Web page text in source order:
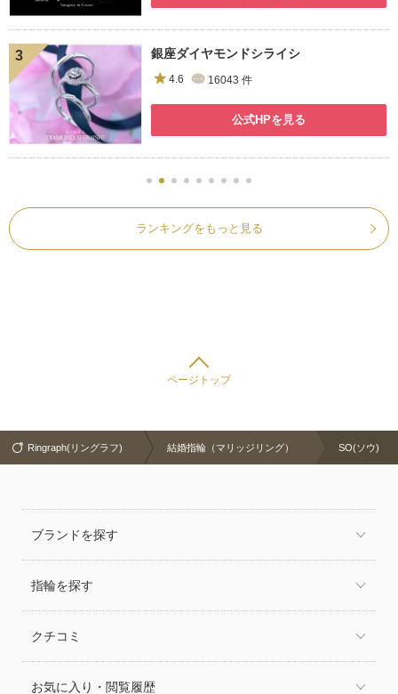
銀座ダイヤモンドシライシ
4.6 16043 件
公式HPを見る
ランキングをもっと見る
ページトップ
Ringraph(リングラフ) 結婚指輪（マリッジリング） SO(ソウ)
ブランドを探す
指輪を探す
クチコミ
お気に入り・閲覧履歴